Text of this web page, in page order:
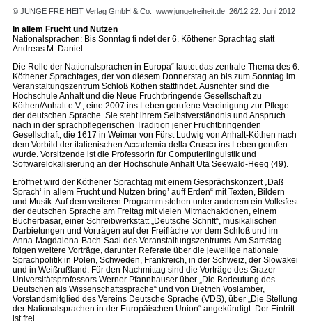
© JUNGE FREIHEIT Verlag GmbH & Co. www.jungefreiheit.de 26/12 22. Juni 2012
In allem Frucht und Nutzen
Nationalsprachen: Bis Sonntag fi ndet der 6. Köthener Sprachtag statt
Andreas M. Daniel
Die Rolle der Nationalsprachen in Europa“ lautet das zentrale Thema des 6.
Köthener Sprachtages, der von diesem Donnerstag an bis zum Sonntag im
Veranstaltungszentrum Schloß Köthen stattfindet. Ausrichter sind die
Hochschule Anhalt und die Neue Fruchtbringende Gesellschaft zu
Köthen/Anhalt e.V., eine 2007 ins Leben gerufene Vereinigung zur Pflege
der deutschen Sprache. Sie steht ihrem Selbstverständnis und Anspruch
nach in der sprachpflegerischen Tradition jener Fruchtbringenden
Gesellschaft, die 1617 in Weimar von Fürst Ludwig von Anhalt-Köthen nach
dem Vorbild der italienischen Accademia della Crusca ins Leben gerufen
wurde. Vorsitzende ist die Professorin für Computerlinguistik und
Softwarelokalisierung an der Hochschule Anhalt Uta Seewald-Heeg (49).
Eröffnet wird der Köthener Sprachtag mit einem Gesprächskonzert „Daß
Sprach‘ in allem Frucht und Nutzen bring’ auff Erden“ mit Texten, Bildern
und Musik. Auf dem weiteren Programm stehen unter anderem ein Volksfest
der deutschen Sprache am Freitag mit vielen Mitmachaktionen, einem
Bücherbasar, einer Schreibwerkstatt „Deutsche Schrift“, musikalischen
Darbietungen und Vorträgen auf der Freifläche vor dem Schloß und im
Anna-Magdalena-Bach-Saal des Veranstaltungszentrums. Am Samstag
folgen weitere Vorträge, darunter Referate über die jeweilige nationale
Sprachpolitik in Polen, Schweden, Frankreich, in der Schweiz, der Slowakei
und in Weißrußland. Für den Nachmittag sind die Vorträge des Grazer
Universitätsprofessors Werner Pfannhauser über „Die Bedeutung des
Deutschen als Wissenschaftssprache“ und von Dietrich Voslamber,
Vorstandsmitglied des Vereins Deutsche Sprache (VDS), über „Die Stellung
der Nationalsprachen in der Europäischen Union“ angekündigt. Der Eintritt
ist frei.